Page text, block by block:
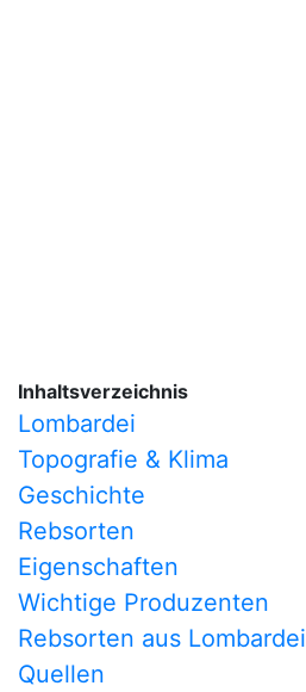
Inhaltsverzeichnis
Lombardei
Topografie & Klima
Geschichte
Rebsorten
Eigenschaften
Wichtige Produzenten
Rebsorten aus Lombardei
Quellen